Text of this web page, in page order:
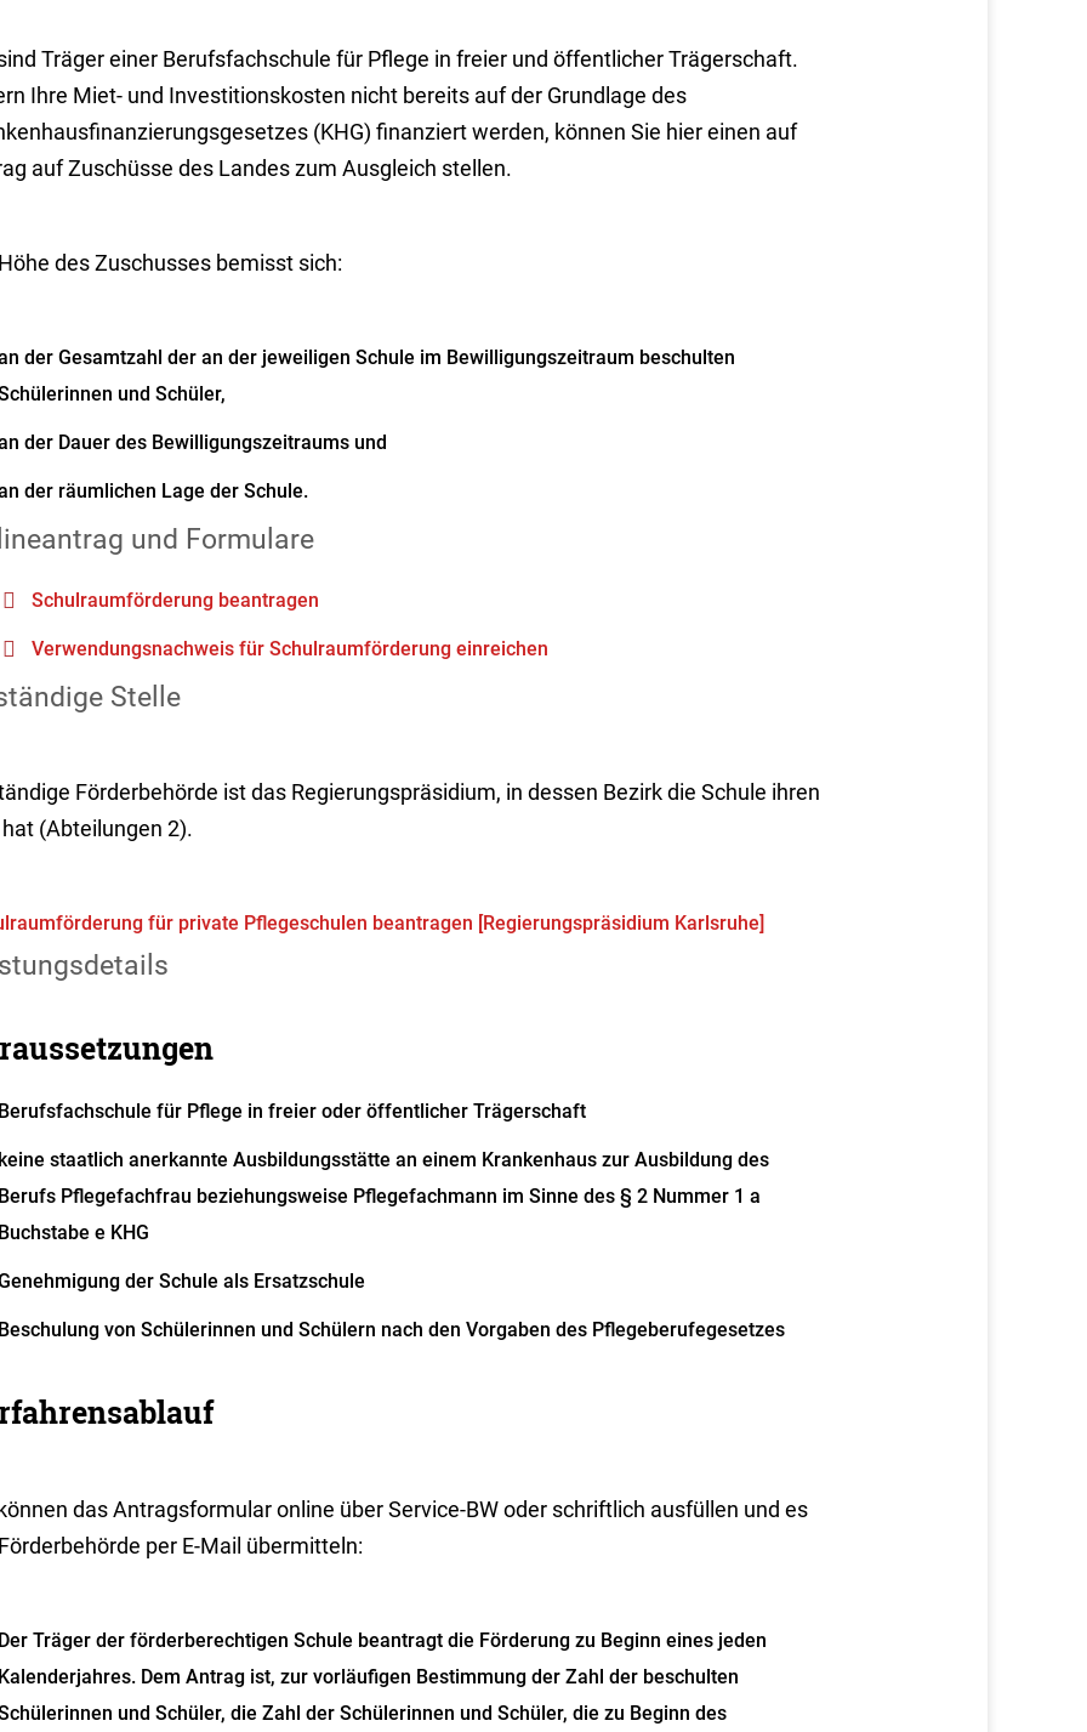
Träger einer Berufsfachschule für Pflege in freier und öffentlicher Trägerschaft.
Ihre Miet- und Investitionskosten nicht bereits auf der Grundlage des
(KHG) finanziert werden, können Sie hier einen auf
auf Zuschüsse des Landes zum Ausgleich stellen.
des Zuschusses bemisst sich:
der Gesamtzahl der an der jeweiligen Schule im Bewilligungszeitraum beschulten
und Schüler,
der Dauer des Bewilligungszeitraums und
der räumlichen Lage der Schule.
und Formulare
Schulraumförderung beantragen
Verwendungsnachweis für Schulraumförderung einreichen
Stelle
Förderbehörde ist das Regierungspräsidium, in dessen Bezirk die Schule ihren
(Abteilungen 2).
für private Pflegeschulen beantragen [Regierungspräsidium Karlsruhe]
für Pflege in freier oder öffentlicher Trägerschaft
staatlich anerkannte Ausbildungsstätte an einem Krankenhaus zur Ausbildung des
Pflegefachfrau beziehungsweise Pflegefachmann im Sinne des § 2 Nummer 1 a
e KHG
der Schule als Ersatzschule
von Schülerinnen und Schülern nach den Vorgaben des Pflegeberufegesetzes
das Antragsformular online über Service-BW oder schriftlich ausfüllen und es
per E-Mail übermitteln:
Träger der förderberechtigen Schule beantragt die Förderung zu Beginn eines jeden
Dem Antrag ist, zur vorläufigen Bestimmung der Zahl der beschulten
und Schüler, die Zahl der Schülerinnen und Schüler, die zu Beginn des